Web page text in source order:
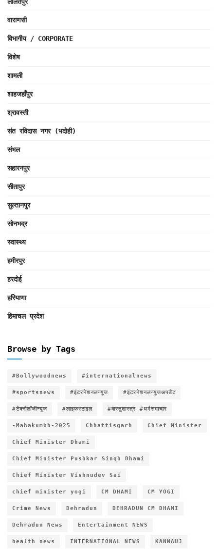
वाराणसी
विभागीय / CORPORATE
विशेष
शामली
शाहजहाँपुर
श्रावस्ती
संत रविदास नगर (भदोही)
संभल
सहारनपुर
सीतापुर
सुल्तानपुर
सोनभद्र
स्वास्थ्य
हमीरपुर
हरदोई
हरियाणा
हिमाचल प्रदेश
Browse by Tags
#Bollywoodnews #internationalnews
#sportsnews #इंटरनेशनलन्यूज #इंटरनेशनलन्यूजअपडेट
#टेक्नोलॉजीन्यूज #लाइफस्टाइल #वास्तुशास्त्र #धर्मसमाचार
-Mahakumbh-2025 Chhattisgarh Chief Minister
Chief Minister Dhami
Chief Minister Pushkar Singh Dhami
Chief Minister Vishnudev Sai
chief minister yogi CM DHAMI CM YOGI
Crime News Dehradun DEHRADUN CM DHAMI
Dehradun News Entertainment NEWS
health news INTERNATIONAL NEWS KANNAUJ